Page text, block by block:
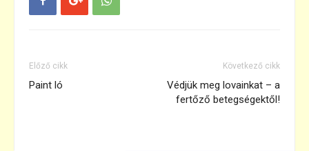
Előző cikk
Paint ló
Következő cikk
Védjük meg lovainkat – a
fertőző betegségektől!